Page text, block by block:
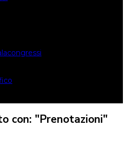
con: "Prenotazioni"